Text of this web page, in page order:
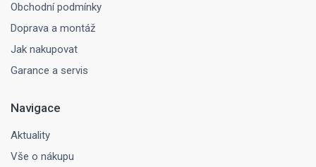
Obchodní podmínky
Doprava a montáž
Jak nakupovat
Garance a servis
Navigace
Aktuality
Vše o nákupu